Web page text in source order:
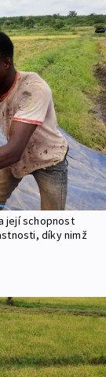
její schopnost
díky nimž